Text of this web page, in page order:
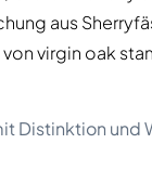
aus
virgin oak
Distinktion und